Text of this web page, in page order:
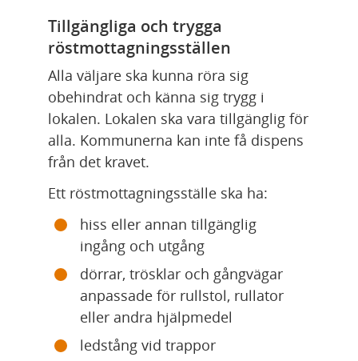
Tillgängliga och trygga
röstmottagningsställen
Alla väljare ska kunna röra sig
obehindrat och känna sig trygg i
lokalen. Lokalen ska vara tillgänglig för
alla. Kommunerna kan inte få dispens
från det kravet.
Ett röstmottagningsställe ska ha:
hiss eller annan tillgänglig
ingång och utgång
dörrar, trösklar och gångvägar
anpassade för rullstol, rullator
eller andra hjälpmedel
ledstång vid trappor